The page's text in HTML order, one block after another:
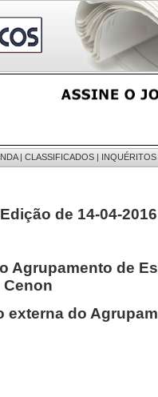
| CLASSIFICADOS | INQUÉRITOS
de 14-04-2016
Agrupamento de
externa do